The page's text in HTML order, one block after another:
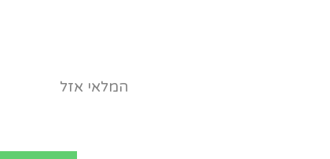
המלאי אזל